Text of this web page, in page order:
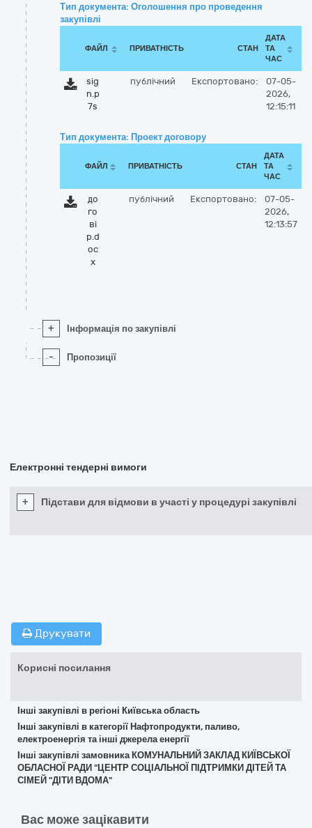
Тип документа: Оголошення про проведення
закупівлі
ФАЙЛ ПРИВАТНІСТЬ СТАН
ДАТА
ТА
ЧАС
sig
n.p
7s
публічний Експортовано:
07-05-
2026,
12:15:11
Тип документа: Проект договору
ФАЙЛ ПРИВАТНІСТЬ СТАН
ДАТА
ТА
ЧАС
до
го
ві
р.d
oc
x
публічний Експортовано:
07-05-
2026,
12:13:57
+ Інформація по закупівлі
- Пропозиції
Електронні тендерні вимоги
+ Підстави для відмови в участі у процедурі закупівлі
Друкувати
Корисні посилання
Інші закупівлі в регіоні Київська область
Інші закупівлі в категорії Нафтопродукти, паливо,
електроенергія та інші джерела енергії
Інші закупівлі замовника КОМУНАЛЬНИЙ ЗАКЛАД КИЇВСЬКОЇ
ОБЛАСНОЇ РАДИ "ЦЕНТР СОЦІАЛЬНОЇ ПІДТРИМКИ ДІТЕЙ ТА
СІМЕЙ "ДІТИ ВДОМА"
Вас може зацікавити